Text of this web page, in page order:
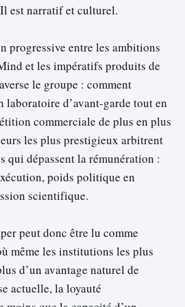
est narratif et culturel.
progressive entre les ambitions
et les impératifs produits de
le groupe : comment
laboratoire d’avant-garde tout en
commerciale de plus en plus
les plus prestigieux arbitrent
qui dépassent la rémunération :
poids politique en
scientifique.
peut donc être lu comme
même les institutions les plus
d’un avantage naturel de
actuelle, la loyauté